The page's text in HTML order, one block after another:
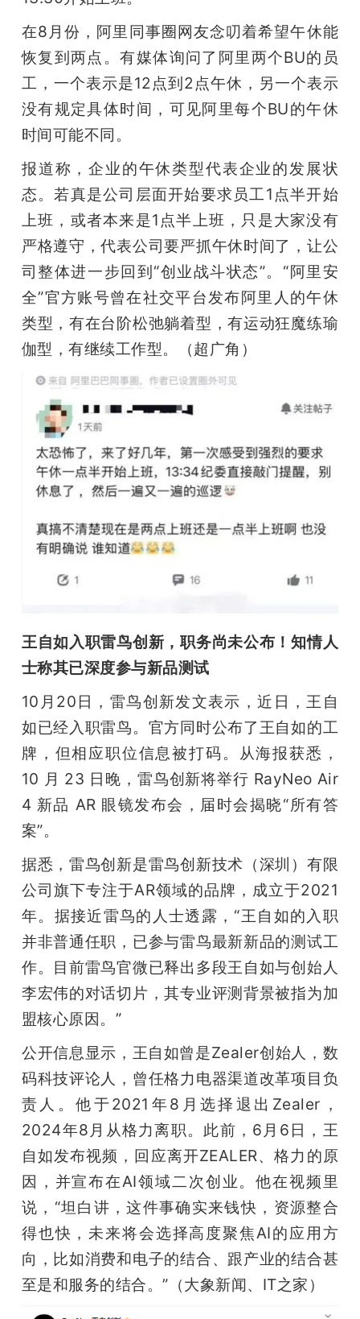
在8月份，阿里同事圈网友念叨着希望午休能
恢复到两点。有媒体询问了阿里两个BU的员
工，一个表示是12点到2点午休，另一个表示
没有规定具体时间，可见阿里每个BU的午休
时间可能不同。
报道称，企业的午休类型代表企业的发展状
态。若真是公司层面开始要求员工1点半开始
上班，或者本来是1点半上班，只是大家没有
严格遵守，代表公司要严抓午休时间了，让公
司整体进一步回到“创业战斗状态”。“阿里安
全”官方账号曾在社交平台发布阿里人的午休
类型，有在台阶松弛躺着型，有运动狂魔练瑜
伽型，有继续工作型。（超广角）
王自如入职雷鸟创新，职务尚未公布！知情人
士称其已深度参与新品测试
10月20日，雷鸟创新发文表示，近日，王自
如已经入职雷鸟。官方同时公布了王自如的工
牌，但相应职位信息被打码。从海报获悉，
10 月 23 日晚，雷鸟创新将举行 RayNeo Air
4 新品 AR 眼镜发布会，届时会揭晓“所有答
案”。
据悉，雷鸟创新是雷鸟创新技术（深圳）有限
公司旗下专注于AR领域的品牌，成立于2021
年。据接近雷鸟的人士透露，“王自如的入职
并非普通任职，已参与雷鸟最新新品的测试工
作。目前雷鸟官微已释出多段王自如与创始人
李宏伟的对话切片，其专业评测背景被指为加
盟核心原因。”
公开信息显示，王自如曾是Zealer创始人，数
码科技评论人，曾任格力电器渠道改革项目负
责人。他于2021年8月选择退出Zealer，
2024年8月从格力离职。此前，6月6日，王
自如发布视频，回应离开ZEALER、格力的原
因，并宣布在AI领域二次创业。他在视频里
说，“坦白讲，这件事确实来钱快，资源整合
得也快，未来将会选择高度聚焦AI的应用方
向，比如消费和电子的结合、跟产业的结合甚
至是和服务的结合。”（大象新闻、IT之家）